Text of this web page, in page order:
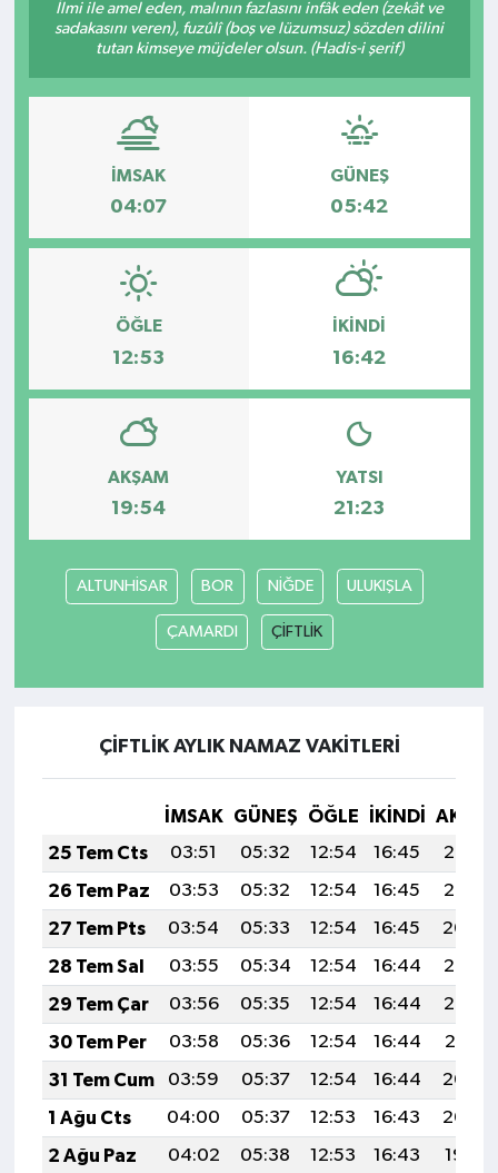
İlmi ile amel eden, malının fazlasını infâk eden (zekât ve
sadakasını veren), fuzûlî (boş ve lüzumsuz) sözden dilini
tutan kimseye müjdeler olsun. (Hadis-i şerif)
İMSAK
04:07
GÜNEŞ
05:42
ÖĞLE
12:53
İKINDI
16:42
AKŞAM
19:54
YATSI
21:23
ALTUNHİSAR BOR NİĞDE ULUKIŞLA
ÇAMARDI ÇİFTLİK
ÇİFTLİK AYLIK NAMAZ VAKITLERI
İMSAK GÜNEŞ ÖĞLE İKINDI
25 Tem Cts
03:51 05:32 12:54 16:45
20:06
26 Tem Paz
03:53 05:32 12:54 16:45
20:05
27 Tem Pts
03:54 05:33 12:54 16:45
20:04
28 Tem Sal
03:55 05:34 12:54 16:44
20:03
29 Tem Çar
03:56 05:35 12:54 16:44
20:02
30 Tem Per
03:58 05:36 12:54 16:44
20:01
31 Tem Cum
03:59 05:37 12:54 16:44
20:00
1 Ağu Cts
04:00 05:37 12:53 16:43
20:00
2 Ağu Paz
04:02 05:38 12:53 16:43
19:59
Kültür - Sanat
Yaşam